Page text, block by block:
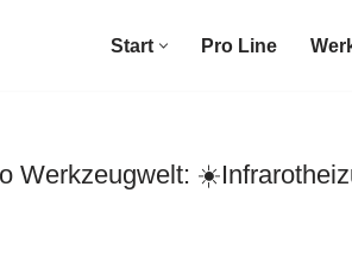
Start Pro Line
Werkzeugwelt: